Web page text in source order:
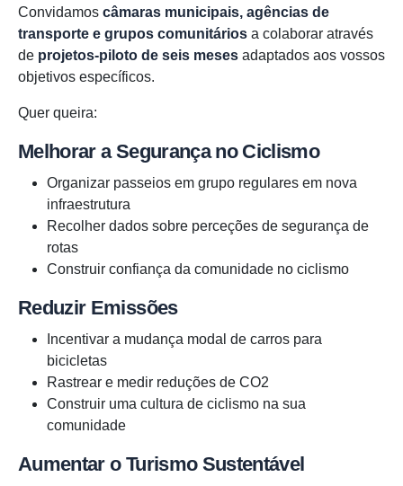
Convidamos câmaras municipais, agências de
transporte e grupos comunitários a colaborar através
de projetos-piloto de seis meses adaptados aos vossos
objetivos específicos.
Quer queira:
Melhorar a Segurança no Ciclismo
Organizar passeios em grupo regulares em nova
infraestrutura
Recolher dados sobre perceções de segurança de
rotas
Construir confiança da comunidade no ciclismo
Reduzir Emissões
Incentivar a mudança modal de carros para
bicicletas
Rastrear e medir reduções de CO2
Construir uma cultura de ciclismo na sua
comunidade
Aumentar o Turismo Sustentável